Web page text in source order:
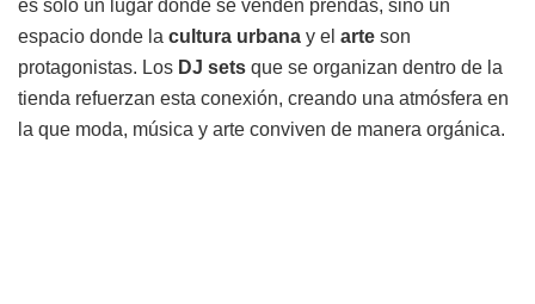
es solo un lugar donde se venden prendas, sino un
espacio donde la cultura urbana y el arte son
protagonistas. Los DJ sets que se organizan dentro de la
tienda refuerzan esta conexión, creando una atmósfera en
la que moda, música y arte conviven de manera orgánica.